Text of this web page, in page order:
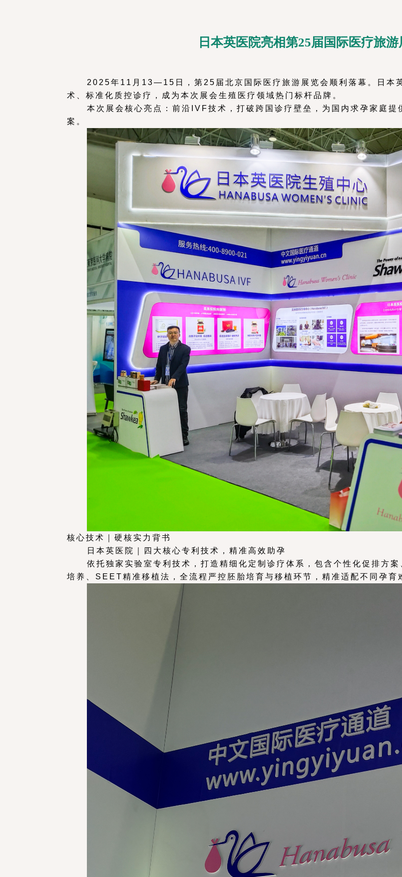
日本英医院亮相第25届国际医疗旅
2025年11月13—15日，第25届北京国际医疗旅游展览会顺利落幕。日本
术、标准化质控诊疗，成为本次展会生殖医疗领域热门标杆品牌。
本次展会核心亮点：前沿IVF技术，打破跨国诊疗壁垒，为国内求孕家庭
案。
核心技术｜硬核实力背书
日本英医院｜四大核心专利技术，精准高效助孕
依托独家实验室专利技术，打造精细化定制诊疗体系，包含个性化促排
培养、SEET精准移植法，全流程严控胚胎培育与移植环节，精准适配不同孕育